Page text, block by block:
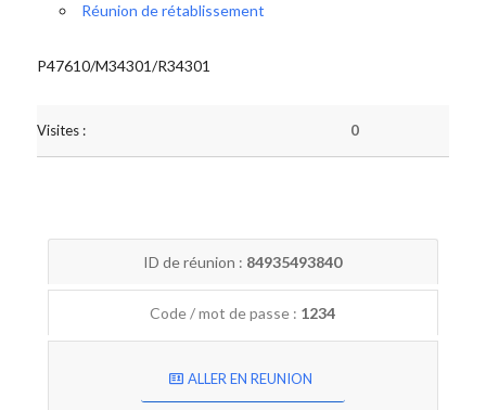
Réunion de rétablissement
P47610/M34301/R34301
Visites : 0
ID de réunion : 84935493840
Code / mot de passe : 1234
ALLER EN REUNION